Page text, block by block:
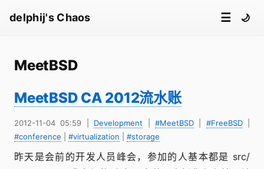
delphij's Chaos ☰ 🌙
MeetBSD
MeetBSD CA 2012流水账
2012-11-04 05:59 Development #MeetBSD| #FreeBSD|
#conference
#virtualization #storage
昨天是会前的开发人员峰会，参加的人基本都是 src/